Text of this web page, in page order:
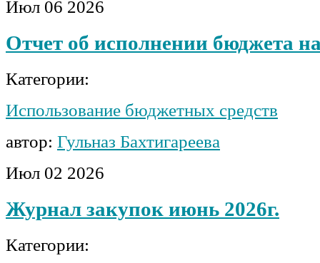
Июл 06 2026
Отчет об исполнении бюджета
Категории:
Использование бюджетных средств
автор: Гульназ Бахтигареева
Июл 02 2026
Журнал закупок июнь 2026г.
Категории: